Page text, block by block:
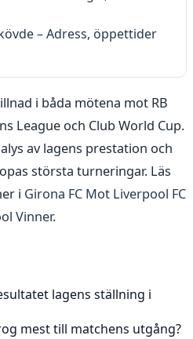
– Adress, öppettider
i båda mötena mot RB
League och Club World Cup.
av lagens prestation och
största turneringar. Läs
i Girona FC Mot Liverpool FC
Vinner.
lagens ställning i
mest till matchens utgång?